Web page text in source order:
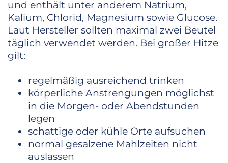
und enthält unter anderem Natrium,
Kalium, Chlorid, Magnesium sowie Glucose.
Laut Hersteller sollten maximal zwei Beutel
täglich verwendet werden. Bei großer Hitze
gilt:
regelmäßig ausreichend trinken
körperliche Anstrengungen möglichst
in die Morgen- oder Abendstunden
legen
schattige oder kühle Orte aufsuchen
normal gesalzene Mahlzeiten nicht
auslassen